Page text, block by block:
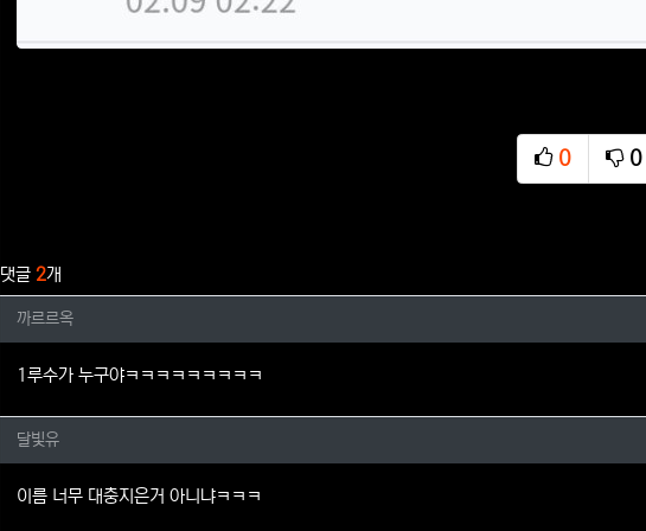
0
추천
0
비
댓글 2개
까르르옥님의 댓글
까르르옥
1루수가 누구야ㅋㅋㅋㅋㅋㅋㅋㅋㅋ
달빛유님의 댓글
달빛유
이름 너무 대충지은거 아니냐ㅋㅋㅋ